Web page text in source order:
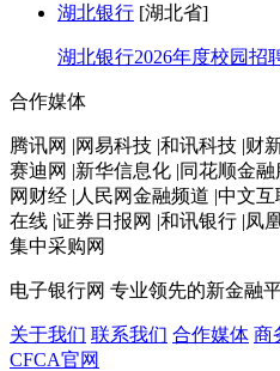
湖北银行 [湖北省]
湖北银行2026年度校园招
合作媒体
腾讯网 |网易科技 |和讯科技 |财
赛迪网 |新华信息化 |同花顺金
网财经 |人民网金融频道 |中文
在线 |证券日报网 |和讯银行 |凤
集中采购网
电子银行网 专业领先的新金融
关于我们 联系我们 合作媒体 商
CFCA官网